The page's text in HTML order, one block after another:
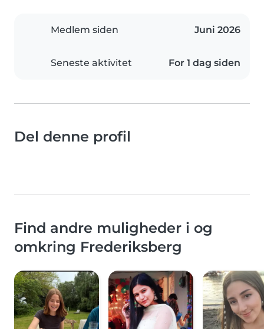
Medlem siden Juni 2026
Seneste aktivitet For 1 dag siden
Del denne profil
Find andre muligheder i og
omkring Frederiksberg